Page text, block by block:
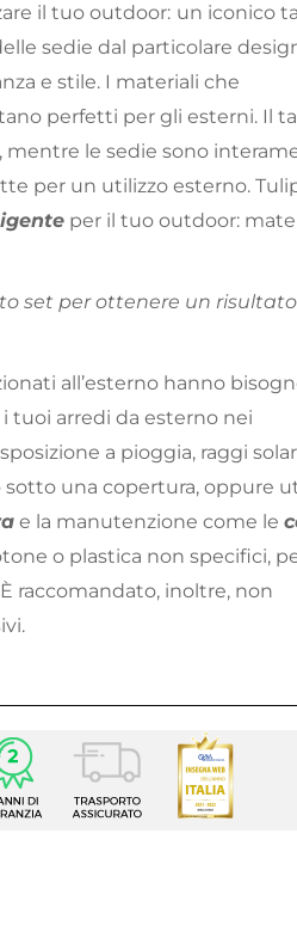
il tuo outdoor: un iconico
sedie dal particolare
e stile. I materiali che
perfetti per gli esterni. Il
le sedie sono
per un utilizzo esterno.
per il tuo outdoor:
set per ottenere un risultato
all’esterno hanno
i tuoi arredi da esterno nei
a pioggia, raggi
una copertura, oppure
e la manutenzione come le
o plastica non specifici,
raccomandato, inoltre, non
e non adatta per
Set pranzo
Tortora